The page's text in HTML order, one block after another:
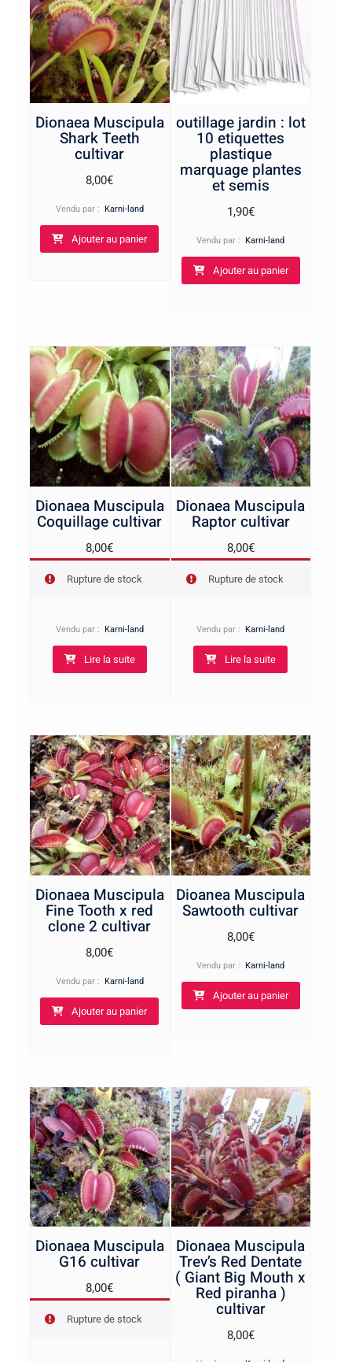
Dionaea Muscipula
Shark Teeth
cultivar
8,00€
Vendu par : Karni-land
Ajouter au panier
outillage jardin : lot
10 etiquettes
plastique
marquage plantes
et semis
1,90€
Vendu par : Karni-land
Ajouter au panier
Dionaea Muscipula
Coquillage cultivar
8,00€
Rupture de stock
Vendu par : Karni-land
Lire la suite
Dionaea Muscipula
Raptor cultivar
8,00€
Rupture de stock
Vendu par : Karni-land
Lire la suite
Dionaea Muscipula
Fine Tooth x red
clone 2 cultivar
8,00€
Vendu par : Karni-land
Ajouter au panier
Dioanea Muscipula
Sawtooth cultivar
8,00€
Vendu par :Karni-land
Ajouter au panier
Dionaea Muscipula
G16 cultivar
8,00€
Rupture de stock
Dionaea Muscipula
Trev’s Red Dentate
( Giant Big Mouth x
Red piranha )
cultivar
8,00€